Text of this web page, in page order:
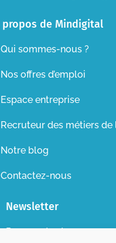
propos de Mindigital
sommes-nous ?
offres d’emploi
entreprise
Recruteur des métiers de
Notre blog
nous
Newsletter
Recevez toutes nos